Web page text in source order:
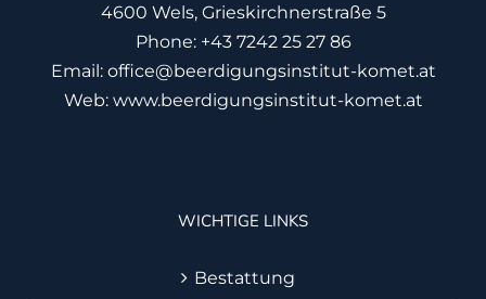
4600 Wels, Grieskirchnerstraße 5
Phone: +43 7242 25 27 86
Email: office@beerdigungsinstitut-komet.at
Web: www.beerdigungsinstitut-komet.at
WICHTIGE LINKS
Bestattung